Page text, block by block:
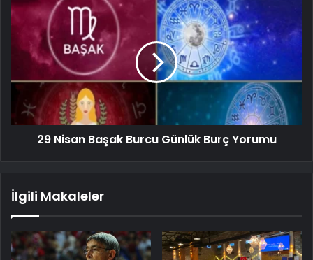
29 Nisan Başak Burcu Günlük Burç Yorumu
İlgili Makaleler